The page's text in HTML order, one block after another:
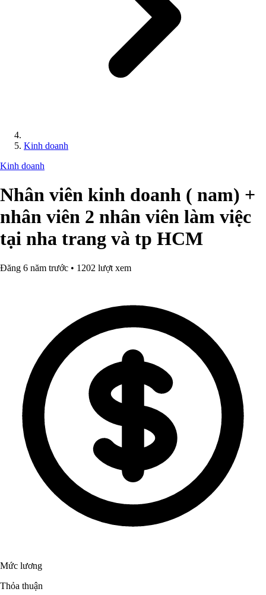
Kinh doanh
Kinh doanh
Nhân viên kinh doanh ( nam) +
nhân viên 2 nhân viên làm việc
tại nha trang và tp HCM
Đăng 6 năm trước • 1202 lượt xem
Mức lương
Thỏa thuận